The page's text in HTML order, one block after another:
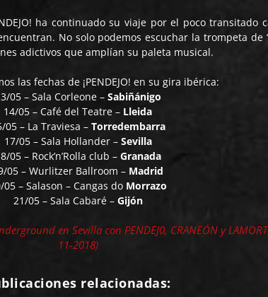
ha continuado su viaje por el poco transitado
No solo podemos escuchar la trompeta de
adictivos que amplían su paleta musical.
las fechas de ¡PENDEJO! en su gira ibérica:
05 – Sala Corleone – Sabiñánigo
14/05 – Café del Teatre – Lleida
05 – La Traviesa – Torredembarra
17/05 – Sala Hollander – Sevilla
05 – Rock’n’Rolla club – Granada
05 – Wurlitzer Ballroom – Madrid
05 – Salason – Cangas do Morrazo
21/05 – Sala Cabaré – Gijón
en Sevilla con PENDEJ0, CRANEÓN y
11-2018)
relacionadas: